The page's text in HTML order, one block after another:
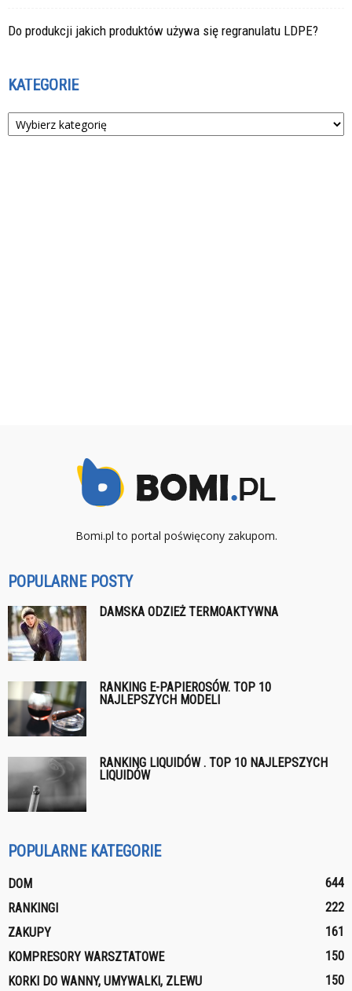
Do produkcji jakich produktów używa się regranulatu LDPE?
KATEGORIE
Kategorie
Bomi.pl to portal poświęcony zakupom.
POPULARNE POSTY
DAMSKA ODZIEŻ TERMOAKTYWNA
RANKING E-PAPIEROSÓW. TOP 10
NAJLEPSZYCH MODELI
RANKING LIQUIDÓW . TOP 10 NAJLEPSZYCH
LIQUIDÓW
POPULARNE KATEGORIE
DOM
644
RANKINGI
222
ZAKUPY
161
KOMPRESORY WARSZTATOWE
150
KORKI DO WANNY, UMYWALKI, ZLEWU
150